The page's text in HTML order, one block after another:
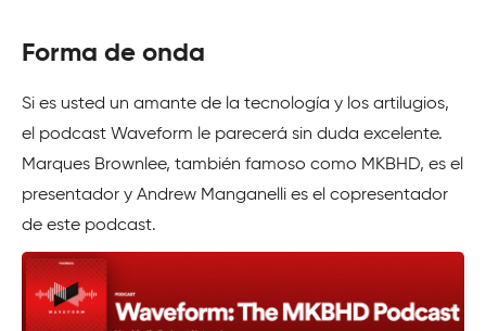
Forma de onda
Si es usted un amante de la tecnología y los artilugios,
el podcast Waveform le parecerá sin duda excelente.
Marques Brownlee, también famoso como MKBHD, es el
presentador y Andrew Manganelli es el copresentador
de este podcast.